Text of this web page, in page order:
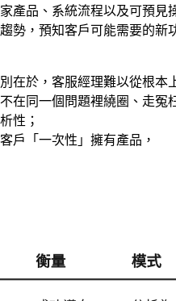
產品、系統流程以及可預見
勢，預知客戶可能需要的新
在於，客服經理難以從根本
在同一個問題裡繞圈、走冤
性；
戶「一次性」擁有產品，